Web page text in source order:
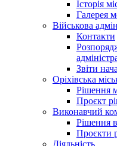
Історія
Галерея
Військова
Контакти
Звіти
Оріхівська
Рішення
Проєкт
Виконавчий
Рішення
Проєкти